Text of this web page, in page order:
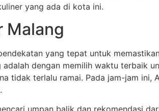
yang ada di kota ini.
Malang
yang tepat untuk
dengan memilih waktu terbaik
tidak terlalu ramai. Pada jam-jam